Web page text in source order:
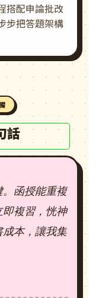
搭配申論批改
步把答題架構
話
。函授能重複
複習，恍神
本，讓我集